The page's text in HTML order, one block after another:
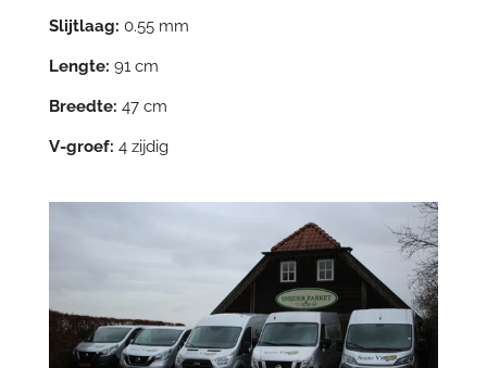
Slijtlaag: 0.55 mm
Lengte: 91 cm
Breedte: 47 cm
V-groef: 4 zijdig